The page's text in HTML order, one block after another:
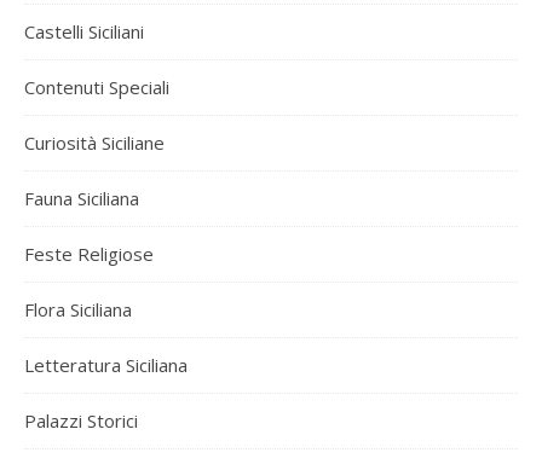
Castelli Siciliani
Contenuti Speciali
Curiosità Siciliane
Fauna Siciliana
Feste Religiose
Flora Siciliana
Letteratura Siciliana
Palazzi Storici